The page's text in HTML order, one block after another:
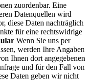
zuordenbar. Eine
Datenquellen wird
diese Daten nachträglich
für eine rechtswidrige
Wenn Sie uns per
werden Ihre Angaben
Ihnen dort angegebenen
und für den Fall von
Daten geben wir nicht